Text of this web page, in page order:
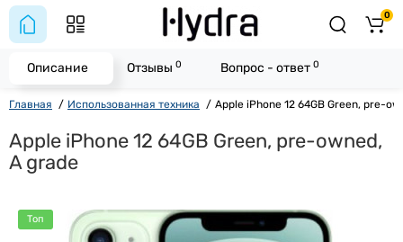
0
Главная Использованная техника Apple iPhone 12 64GB Green, pre-
Apple iPhone 12 64GB Green, pre-owned,
A grade
Топ
Описание Отзывы 0 Вопрос - ответ 0